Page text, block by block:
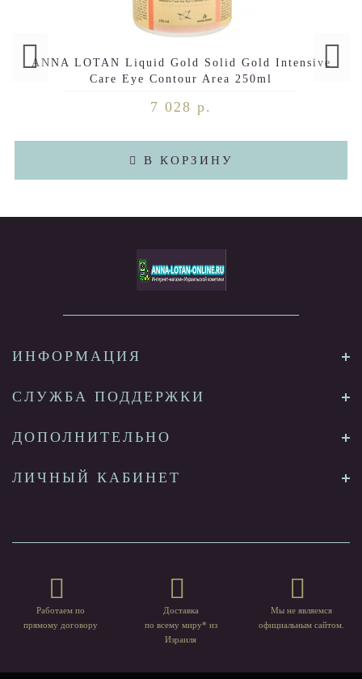
ANNA LOTAN Liquid Gold Solid Gold Intensive
Care Eye Contour Area 250ml
7 028 р.
В КОРЗИНУ
ИНФОРМАЦИЯ
СЛУЖБА ПОДДЕРЖКИ
ДОПОЛНИТЕЛЬНО
ЛИЧНЫЙ КАБИНЕТ
Работаем по
прямому договору
Доставка
по всему миру* из
Израиля
Мы не являемся
официальным сайтом.